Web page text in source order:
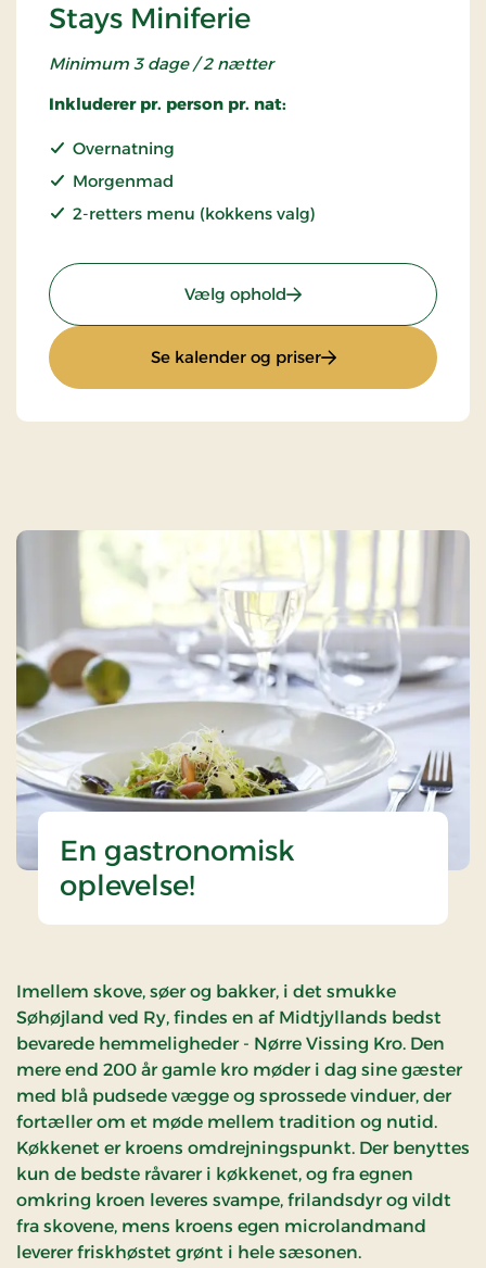
Stays Miniferie
Minimum 3 dage / 2 nætter
Inkluderer pr. person pr. nat:
Overnatning
Morgenmad
2-retters menu (kokkens valg)
Vælg ophold: Stays Miniferie
Se kalender og priser: Stays Miniferie
En gastronomisk
oplevelse!
Imellem skove, søer og bakker, i det smukke
Søhøjland ved Ry, findes en af Midtjyllands bedst
bevarede hemmeligheder - Nørre Vissing Kro. Den
mere end 200 år gamle kro møder i dag sine gæster
med blå pudsede vægge og sprossede vinduer, der
fortæller om et møde mellem tradition og nutid.
Køkkenet er kroens omdrejningspunkt. Der benyttes
kun de bedste råvarer i køkkenet, og fra egnen
omkring kroen leveres svampe, frilandsdyr og vildt
fra skovene, mens kroens egen microlandmand
leverer friskhøstet grønt i hele sæsonen.